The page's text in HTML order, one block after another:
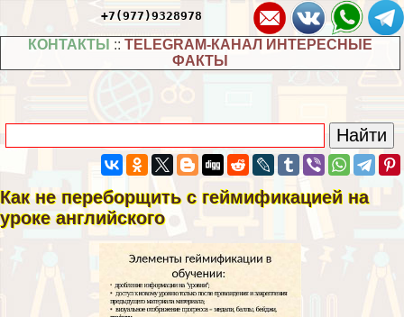
+7(977)9328978
КОНТАКТЫ :: TELEGRAM-КАНАЛ ИНТЕРЕСНЫЕ
ФАКТЫ
Как не переборщить с гeймификацией на
уроке английского